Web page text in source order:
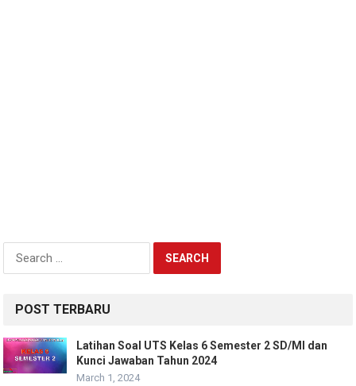
Search
for:
POST TERBARU
Latihan Soal UTS Kelas 6 Semester 2 SD/MI dan
Kunci Jawaban Tahun 2024
March 1, 2024